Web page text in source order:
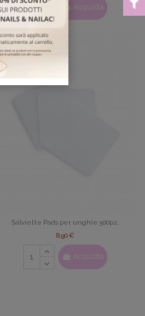
Acquista
Salviette Pads per unghie 500pz.
8,90 €
Acquista